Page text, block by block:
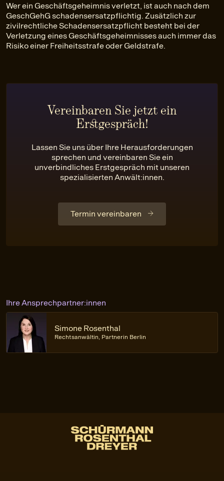
Wer ein Geschäftsgeheimnis verletzt, ist auch nach dem
GeschGehG schadensersatzpflichtig. Zusätzlich zur
zivilrechtliche Schadensersatzpflicht besteht bei der
Verletzung eines Geschäftsgeheimnisses auch immer das
Risiko einer Freiheitsstrafe oder Geldstrafe.
Vereinbaren Sie jetzt ein
Erstgespräch!
Lassen Sie uns über Ihre Herausforderungen
sprechen und vereinbaren Sie ein
unverbindliches Erstgespräch mit unseren
spezialisierten Anwält:innen.
Termin vereinbaren
Ihre Ansprechpartner:innen
Simone Rosenthal
Rechtsanwältin, Partnerin Berlin